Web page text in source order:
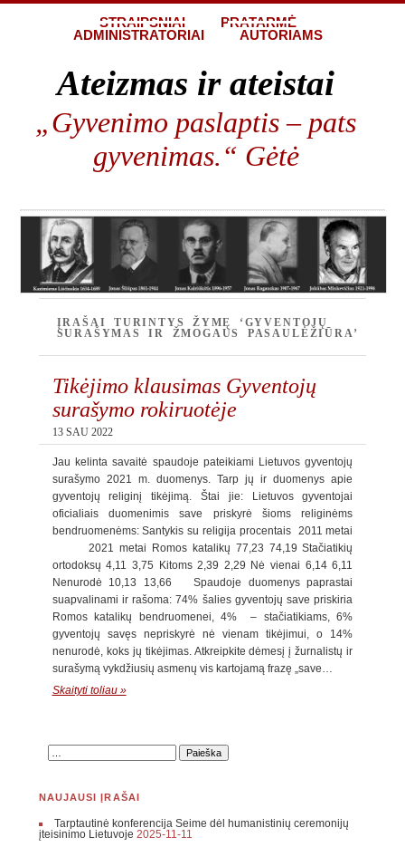
STRAIPSNIAI
PRATARMĖ
ADMINISTRATORIAI
AUTORIAMS
Ateizmas ir ateistai
„Gyvenimo paslaptis – pats
gyvenimas.“ Gėtė
ĮRAŠAI TURINTYS ŽYMĘ ‘GYVENTOJŲ
SURAŠYMAS IR ŽMOGAUS PASAULĖŽIŪRA’
Tikėjimo klausimas Gyventojų
surašymo rokiruotėje
13 SAU 2022
Jau kelinta savaitė spaudoje pateikiami Lietuvos gyventojų
surašymo 2021 m. duomenys. Tarp jų ir duomenys apie
gyventojų religinį tikėjimą. Štai jie: Lietuvos gyventojai
oficialiais duomenimis save priskyrė šioms religinėms
bendruomenėms: Santykis su religija procentais 2011 metai
2021 metai Romos katalikų 77,23 74,19 Stačiatikių
ortodoksų 4,11 3,75 Kitoms 2,39 2,29 Nė vienai 6,14 6,11
Nenurodė 10,13 13,66 Spaudoje duomenys paprastai
suapvalinami ir rašoma: 74% šalies gyventojų save priskiria
Romos katalikų bendruomenei, 4% – stačiatikiams, 6%
gyventojų savęs nepriskyrė nė vienam tikėjimui, o 14%
nenurodė, koks jų tikėjimas. Atkreipkite dėmesį į žurnalistų ir
surašymą vykdžiusių asmenų vis kartojamą frazę „save…
Skaityti toliau »
NAUJAUSI ĮRAŠAI
Tarptautinė konferencija Seime dėl humanistinių ceremonijų
įteisinimo Lietuvoje 2025-11-11